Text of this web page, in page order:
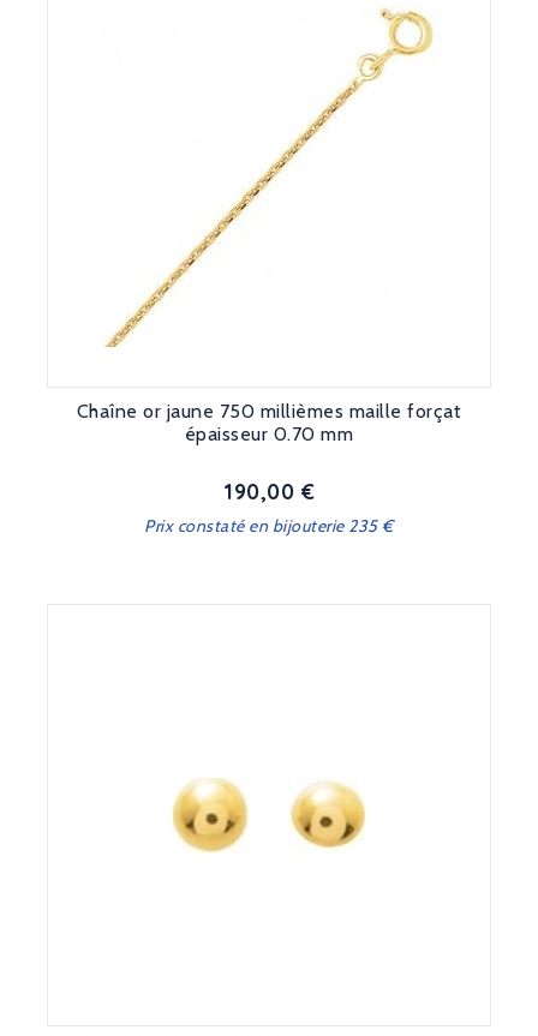
Chaîne or jaune 750 millièmes maille forçat
épaisseur 0.70 mm
Prix
190,00 €
Prix constaté en bijouterie 235 €